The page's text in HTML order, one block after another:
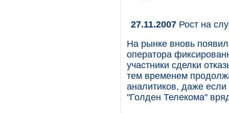
27.11.2007 Рост на
На рынке вновь
оператора
участники сделки
тем временем
аналитиков, даже
"Голден Телекома"